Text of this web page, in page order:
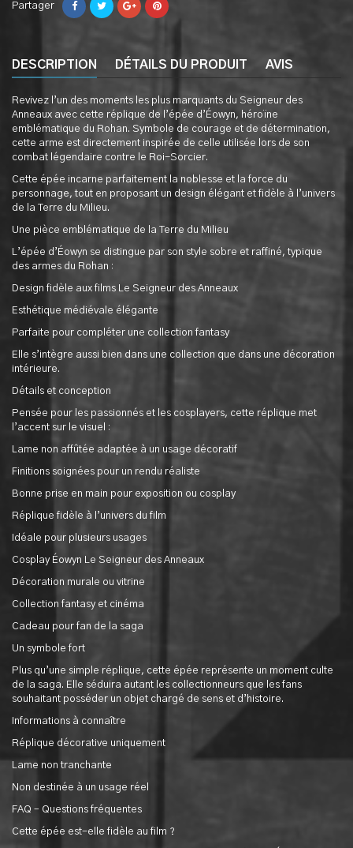
Partager
DESCRIPTION DÉTAILS DU PRODUIT AVIS
Revivez l’un des moments les plus marquants du Seigneur des
Anneaux avec cette réplique de l’épée d’Éowyn, héroïne
emblématique du Rohan. Symbole de courage et de détermination,
cette arme est directement inspirée de celle utilisée lors de son
combat légendaire contre le Roi-Sorcier.
Cette épée incarne parfaitement la noblesse et la force du
personnage, tout en proposant un design élégant et fidèle à l’univers
de la Terre du Milieu.
Une pièce emblématique de la Terre du Milieu
L’épée d’Éowyn se distingue par son style sobre et raffiné, typique
des armes du Rohan :
Design fidèle aux films Le Seigneur des Anneaux
Esthétique médiévale élégante
Parfaite pour compléter une collection fantasy
Elle s’intègre aussi bien dans une collection que dans une décoration
intérieure.
Détails et conception
Pensée pour les passionnés et les cosplayers, cette réplique met
l’accent sur le visuel :
Lame non affûtée adaptée à un usage décoratif
Finitions soignées pour un rendu réaliste
Bonne prise en main pour exposition ou cosplay
Réplique fidèle à l’univers du film
Idéale pour plusieurs usages
Cosplay Éowyn Le Seigneur des Anneaux
Décoration murale ou vitrine
Collection fantasy et cinéma
Cadeau pour fan de la saga
Un symbole fort
Plus qu’une simple réplique, cette épée représente un moment culte
de la saga. Elle séduira autant les collectionneurs que les fans
souhaitant posséder un objet chargé de sens et d’histoire.
Informations à connaître
Réplique décorative uniquement
Lame non tranchante
Non destinée à un usage réel
FAQ – Questions fréquentes
Cette épée est-elle fidèle au film ?